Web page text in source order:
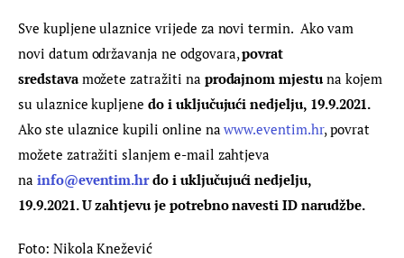
Sve kupljene ulaznice vrijede za novi termin. Ako vam
novi datum održavanja ne odgovara, povrat
sredstava možete zatražiti na prodajnom mjestu na kojem
su ulaznice kupljene do i uključujući nedjelju, 19.9.2021.
Ako ste ulaznice kupili online na www.eventim.hr, povrat
možete zatražiti slanjem e-mail zahtjeva
na info@eventim.hrdo i uključujući nedjelju,
19.9.2021. U zahtjevu je potrebno navesti ID narudžbe.
Foto: Nikola Knežević